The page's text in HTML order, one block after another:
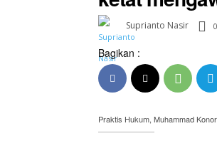
Suprianto Nasir
Bagikan :
Praktis Hukum, Muhammad